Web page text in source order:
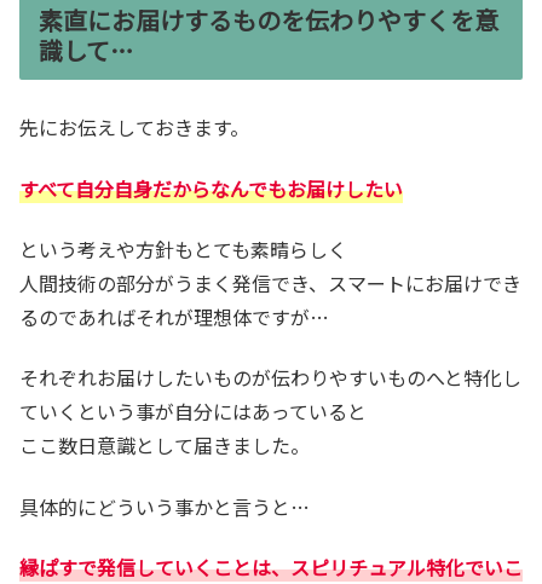
素直にお届けするものを伝わりやすくを意
識して…
先にお伝えしておきます。
すべて自分自身だからなんでもお届けしたい
という考えや方針もとても素晴らしく
人間技術の部分がうまく発信でき、スマートにお届けでき
るのであればそれが理想体ですが…
それぞれお届けしたいものが伝わりやすいものへと特化し
ていくという事が自分にはあっていると
ここ数日意識として届きました。
具体的にどういう事かと言うと…
縁ぱすで発信していくことは、スピリチュアル特化でいこ